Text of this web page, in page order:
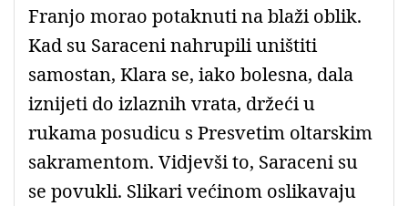
Franjo morao potaknuti na blaži oblik.
Kad su Saraceni nahrupili uništiti
samostan, Klara se, iako bolesna, dala
iznijeti do izlaznih vrata, držeći u
rukama posudicu s Presvetim oltarskim
sakramentom. Vidjevši to, Saraceni su
se povukli. Slikari većinom oslikavaju